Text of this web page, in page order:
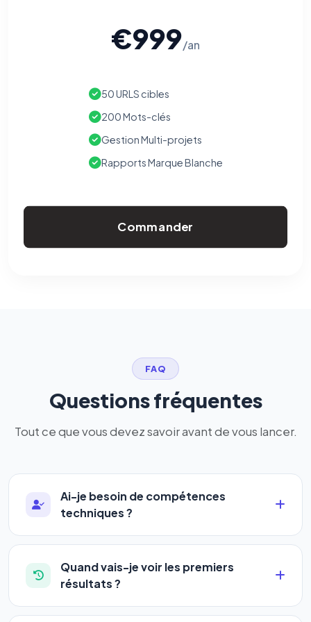
€999/an
50 URLS cibles
200 Mots-clés
Gestion Multi-projets
Rapports Marque Blanche
Commander
FAQ
Questions fréquentes
Tout ce que vous devez savoir avant de vous lancer.
Ai-je besoin de compétences
techniques ?
Absolument pas. Notre logiciel a été conçu pour
être accessible àtous les profils: artisans,
commerçants, auto-entrepreneurs, PME ou
complexe — vous renseignez l'adresse de votre
Quand vais-je voir les premiers
résultats ?
La plupart de nos utilisateurs observent une